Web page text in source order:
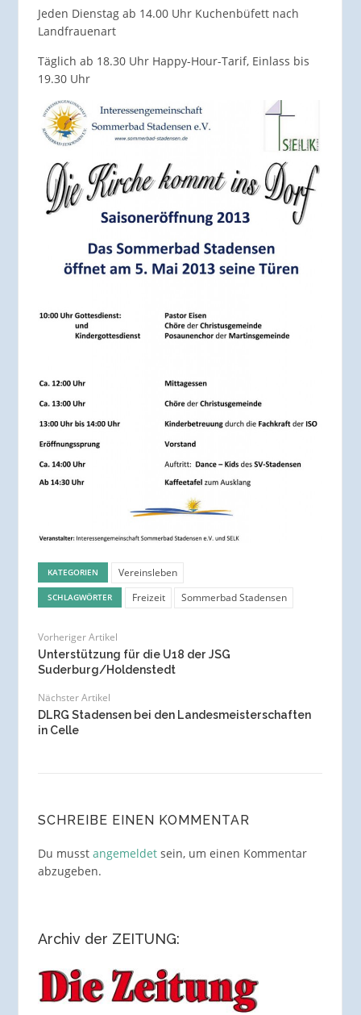
Jeden Dienstag ab 14.00 Uhr Kuchenbüfett nach
Landfrauenart
Täglich ab 18.30 Uhr Happy-Hour-Tarif, Einlass bis
19.30 Uhr
KATEGORIEN Vereinsleben
SCHLAGWÖRTER Freizeit Sommerbad Stadensen
Vorheriger Artikel
Unterstützung für die U18 der JSG
Suderburg/Holdenstedt
Nächster Artikel
DLRG Stadensen bei den Landesmeisterschaften
in Celle
SCHREIBE EINEN KOMMENTAR
Du musst angemeldetsein, um einen Kommentar
abzugeben.
Archiv der ZEITUNG: